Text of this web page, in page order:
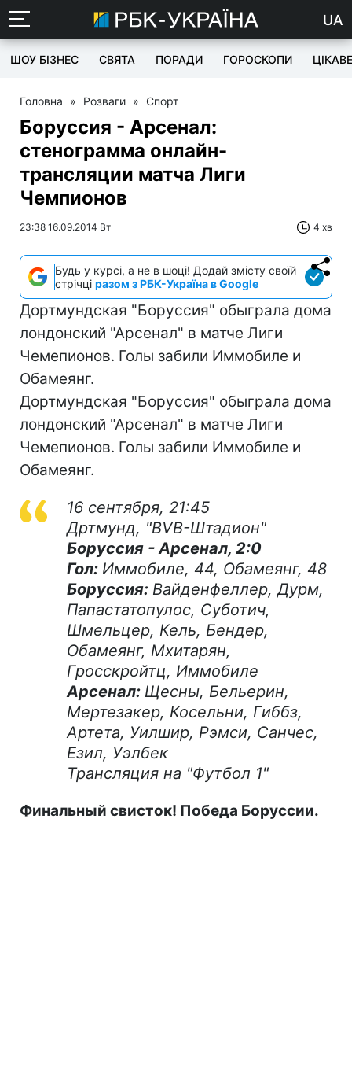
UA
ШОУ БІЗНЕС СВЯТА ПОРАДИ ГОРОСКОПИ ЦІКАВЕ
Головна » Розваги » Спорт
Боруссия - Арсенал:
стенограмма онлайн-
трансляции матча Лиги
Чемпионов
23:38 16.09.2014 Вт 4 хв
Будь у курсі, а не в шоці! Додай змісту своїй
стрічці разом з РБК-Україна в Google
Дортмундская "Боруссия" обыграла дома
лондонский "Арсенал" в матче Лиги
Чемепионов. Голы забили Иммобиле и
Обамеянг.
Дортмундская "Боруссия" обыграла дома
лондонский "Арсенал" в матче Лиги
Чемепионов. Голы забили Иммобиле и
Обамеянг.
16 сентября, 21:45
Дртмунд, "BVB-Штадион"
Боруссия - Арсенал, 2:0
Гол: Иммобиле, 44, Обамеянг, 48
Боруссия: Вайденфеллер, Дурм,
Папастатопулос, Суботич,
Шмельцер, Кель, Бендер,
Обамеянг, Мхитарян,
Гросскройтц, Иммобиле
Арсенал: Щесны, Бельерин,
Мертезакер, Косельни, Гиббз,
Артета, Уилшир, Рэмси, Санчес,
Езил, Уэлбек
Трансляция на "Футбол 1"
Финальный свисток! Победа Боруссии.